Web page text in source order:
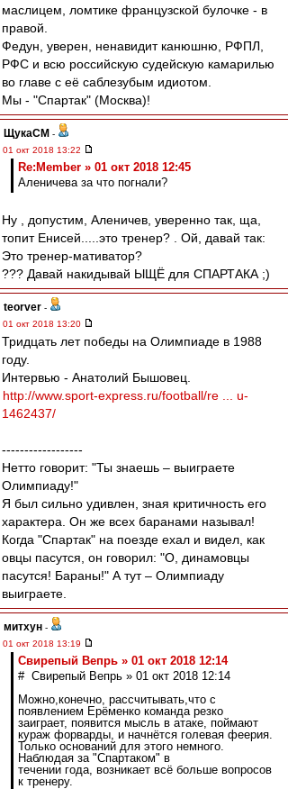
маслицем, ломтике французской булочке - в
правой.
Федун, уверен, ненавидит канюшню, РФПЛ,
РФС и всю российскую судейскую камарилью
во главе с её саблезубым идиотом.
Мы - "Спартак" (Москва)!
ЩукаСМ -
01 окт 2018 13:22
Re:Member » 01 окт 2018 12:45
Аленичева за что погнали?
Ну , допустим, Аленичев, уверенно так, ща,
топит Енисей.....это тренер? . Ой, давай так:
Это тренер-мативатор?
??? Давай накидывай ЫЩЁ для СПАРТАКА ;)
teorver -
01 окт 2018 13:20
Тридцать лет победы на Олимпиаде в 1988
году.
Интервью - Анатолий Бышовец.
http://www.sport-express.ru/football/re ... u-
1462437/
------------------
Нетто говорит: "Ты знаешь – выиграете
Олимпиаду!"
Я был сильно удивлен, зная критичность его
характера. Он же всех баранами называл!
Когда "Спартак" на поезде ехал и видел, как
овцы пасутся, он говорил: "О, динамовцы
пасутся! Бараны!" А тут – Олимпиаду
выиграете.
митхун -
01 окт 2018 13:19
Свирепый Вепрь » 01 окт 2018 12:14
# Свирепый Вепрь » 01 окт 2018 12:14
Можно,конечно, рассчитывать,что с
появлением Ерёменко команда резко
заиграет, появится мысль в атаке, поймают
кураж форварды, и начнётся голевая феерия.
Только оснований для этого немного.
Наблюдая за "Спартаком" в
течении года, возникает всё больше вопросов
к тренеру.